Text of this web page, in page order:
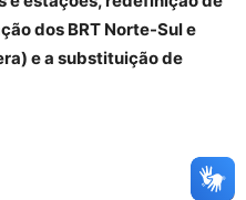
dos BRT Norte-Sul e
e a substituição de